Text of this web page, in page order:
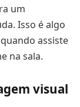
um
Isso é algo
assiste
na sala.
visual